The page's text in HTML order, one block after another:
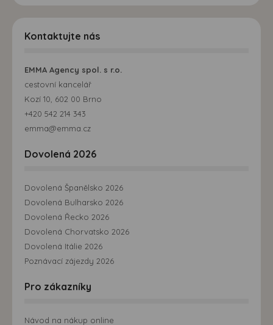
Kontaktujte nás
EMMA Agency spol. s r.o.
cestovní kancelář
Kozí 10, 602 00 Brno
+420 542 214 343
emma@emma.cz
Dovolená 2026
Dovolená Španělsko 2026
Dovolená Bulharsko 2026
Dovolená Řecko 2026
Dovolená Chorvatsko 2026
Dovolená Itálie 2026
Poznávací zájezdy 2026
Pro zákazníky
Návod na nákup online